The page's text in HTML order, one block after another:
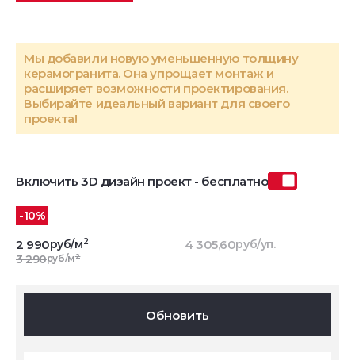
Мы добавили новую уменьшенную толщину
керамогранита. Она упрощает монтаж и
расширяет возможности проектирования.
Выбирайте идеальный вариант для своего
проекта!
Включить 3D дизайн проект - бесплатно
-10%
2 990руб/м2
3 290руб/м2
4 305,60руб/уп.
Обновить